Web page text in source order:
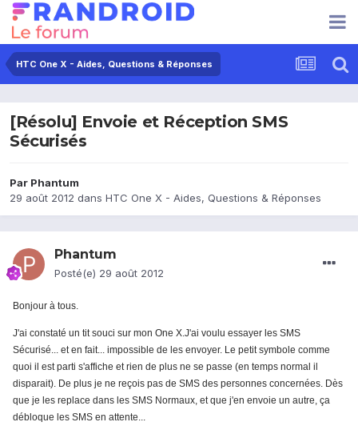
HTC One X - Aides, Questions & Réponses
[Résolu] Envoie et Réception SMS
Sécurisés
Par Phantum
29 août 2012 dans HTC One X - Aides, Questions & Réponses
Phantum
Posté(e) 29 août 2012
Bonjour à tous.
J'ai constaté un tit souci sur mon One X.J'ai voulu essayer les SMS
Sécurisé... et en fait... impossible de les envoyer. Le petit symbole comme
quoi il est parti s'affiche et rien de plus ne se passe (en temps normal il
disparait). De plus je ne reçois pas de SMS des personnes concernées. Dès
que je les replace dans les SMS Normaux, et que j'en envoie un autre, ça
débloque les SMS en attente...